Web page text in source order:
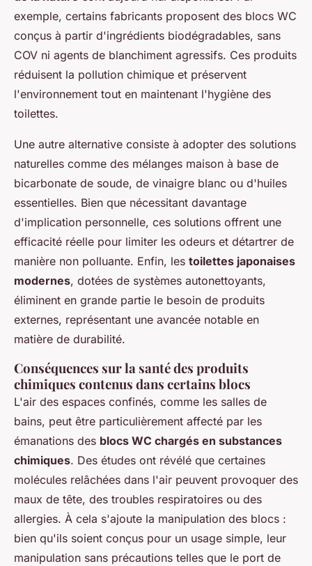
exemple, certains fabricants proposent des blocs WC
conçus à partir d'ingrédients biodégradables, sans
COV ni agents de blanchiment agressifs. Ces produits
réduisent la pollution chimique et préservent
l'environnement tout en maintenant l'hygiène des
toilettes.
Une autre alternative consiste à adopter des solutions
naturelles comme des mélanges maison à base de
bicarbonate de soude, de vinaigre blanc ou d'huiles
essentielles. Bien que nécessitant davantage
d'implication personnelle, ces solutions offrent une
efficacité réelle pour limiter les odeurs et détartrer de
manière non polluante. Enfin, les toilettes japonaises
modernes, dotées de systèmes autonettoyants,
éliminent en grande partie le besoin de produits
externes, représentant une avancée notable en
matière de durabilité.
Conséquences sur la santé des produits
chimiques contenus dans certains blocs
L'air des espaces confinés, comme les salles de
bains, peut être particulièrement affecté par les
émanations des blocs WC chargés en substances
chimiques. Des études ont révélé que certaines
molécules relâchées dans l'air peuvent provoquer des
maux de tête, des troubles respiratoires ou des
allergies. À cela s'ajoute la manipulation des blocs :
bien qu'ils soient conçus pour un usage simple, leur
manipulation sans précautions telles que le port de